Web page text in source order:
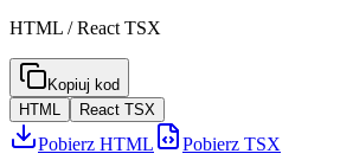
HTML / React TSX
Kopiuj kod
HTML
React TSX
Pobierz HTML Pobierz TSX